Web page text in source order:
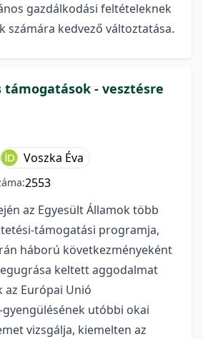
gazdálkodási feltételeknek
számára kedvező változtatása.
támogatások - vesztésre
Voszka Éva
2553
az Egyesült Államok több
támogatási programja,
háború következményeként
keltett aggodalmat
az Európai Unió
utóbbi okai
vizsgálja, kiemelten az